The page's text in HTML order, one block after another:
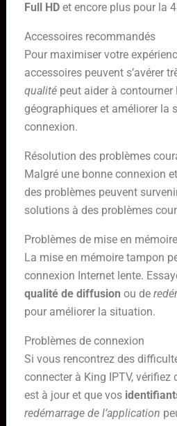
Full HDet encore plus pour la
Accessoires recommandés
Pour maximiser votre
accessoires peuvent s’avérer
qualitépeut aider à contourner
géographiques et améliorer la
connexion.
Résolution des problèmes
Malgré une bonne connexion
des problèmes peuvent
solutions à des problèmes
Problèmes de mise en
La mise en mémoire tampon
connexion Internet lente.
qualité de diffusion ou de
pour améliorer la situation.
Problèmes de connexion
Si vous rencontrez des
connecter à King IPTV, vérifiez
est à jour et que vos
redémarrage de l’application